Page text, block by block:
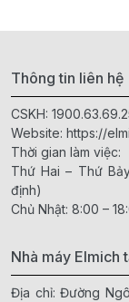
Thông tin liên hệ
CSKH:
Website: https://
Thời gian làm việc:
Thứ Hai – Thứ
định)
Chủ Nhật: 8:00 –
Nhà máy Elmich
Địa chỉ: Đường